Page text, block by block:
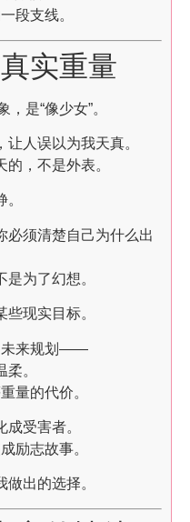
段支线。
实重量
是“像少女”。
人误以为我天真。
，不是外表。
必须清楚自己为什么出
为了幻想。
现实目标。
未来规划——
。
量的代价。
受害者。
励志故事。
出的选择。